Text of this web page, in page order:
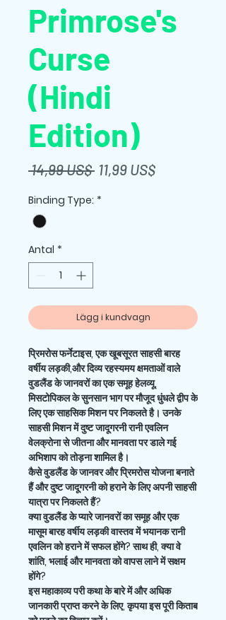
Primrose's
Curse
(Hindi
Edition)
14,99 US$ Ordinarie
11,99 US$Reapris
Binding Type: *
Antal *
Lägg i kundvagn
प्रिमरोस फर्नेटाइस,एक खूबसूरत साहसी बारह
वर्षीय लड़की,और दिव्य रहस्यमय क्षमताओं वाले
वुडलैंड के जानवरों का एक समूह हेलव्यू,
मिसटोपिकल के सुनसान भाग पर मौजूद धुंधले द्वीप के
लिए एक साहसिक मिशन पर निकलते है। उनके
साहसी मिशन में दुष्ट जादूगरनी रानी एवलिन
वेलक्रोना से जीतना और मानवता पर डाले गई
अभिशाप को तोड़ना शामिल है।
कैसे वुडलैंड के जानवर और प्रिमरोस योजना बनाते
हैं और दुष्ट जादूगरनी को हराने के लिए अपनी साहसी
यात्रा पर निकलते हैं?
क्या वुडलैंड के प्यारे जानवरों का समूह और एक
मासूम बारह वर्षीय लड़की वास्तव में भयानक रानी
एवलिन को हराने में सफल होंगे? साथ ही, क्या वे
शांति, भलाई और मानवता को वापस लाने में सक्षम
होंगे?
इस महाकाव्य परी कथा के बारे में और अधिक
जानकारी प्राप्त करने के लिए, कृपया इस पूरी किताब